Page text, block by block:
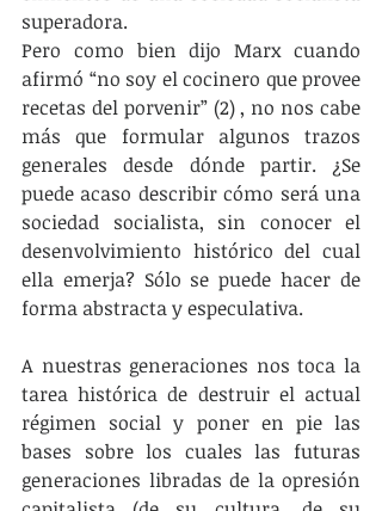
superadora.
Pero como bien dijo Marx cuando
afirmó “no soy el cocinero que provee
recetas del porvenir” (2) , no nos cabe
más que formular algunos trazos
generales desde dónde partir. ¿Se
puede acaso describir cómo será una
sociedad socialista, sin conocer el
desenvolvimiento histórico del cual
ella emerja? Sólo se puede hacer de
forma abstracta y especulativa.
A nuestras generaciones nos toca la
tarea histórica de destruir el actual
régimen social y poner en pie las
bases sobre los cuales las futuras
generaciones libradas de la opresión